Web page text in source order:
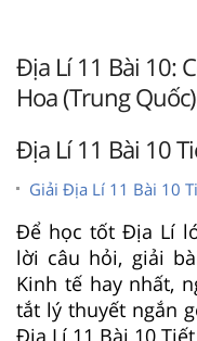
Địa Lí 11 Bài 10:
Hoa (Trung Quốc)
Địa Lí 11 Bài 10
Giải Địa Lí 11 Bài 10
Để học tốt Địa Lí
lời câu hỏi, giải
Kinh tế hay nhất,
tắt lý thuyết ngắn
Địa Lí 11 Bài 10